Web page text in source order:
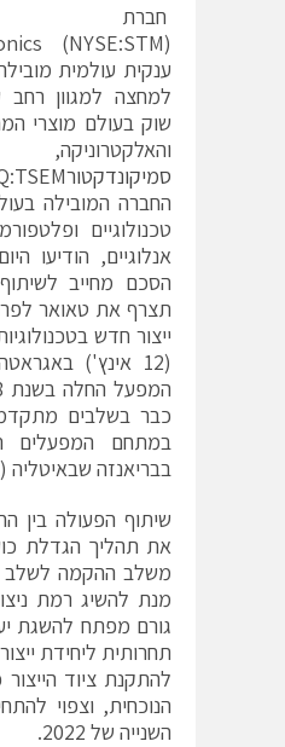
חברת
ענקית עולמית
למחצה למגוון רחב
שוק בעולם מוצרי
סמיקונדקטור
החברה המובילה
טכנולוגיים
אנלוגיים, הודיעו
תצרף את טאואר
(12 אינץ')
כבר בשלבים
בבריאנזה שבאיטליה
שיתוף הפעולה בין
את תהליך הגדלת
משלב ההקמה לשלב
מנת להשיג רמת
גורם מפתח להשגת
תחרותית ליחידת
להתקנת ציוד
הנוכחית, וצפוי
השנייה של 2022.